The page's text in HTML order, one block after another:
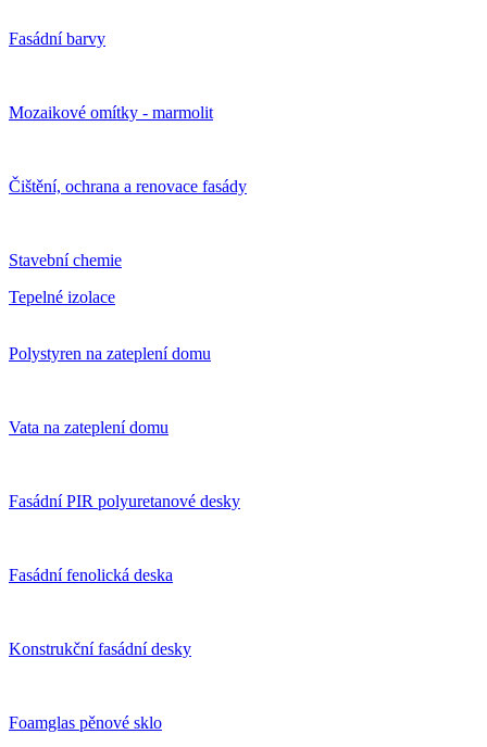
Fasádní barvy
Mozaikové omítky - marmolit
Čištění, ochrana a renovace fasády
Stavební chemie
Tepelné izolace
Polystyren na zateplení domu
Vata na zateplení domu
Fasádní PIR polyuretanové desky
Fasádní fenolická deska
Konstrukční fasádní desky
Foamglas pěnové sklo